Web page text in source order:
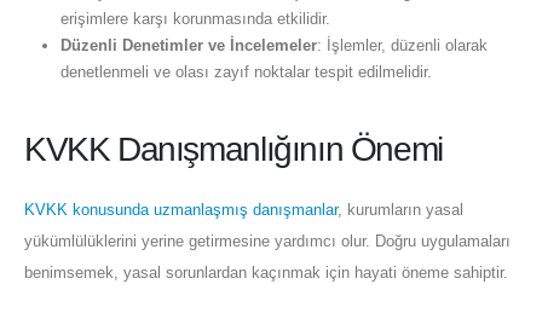
erişimlere karşı korunmasında etkilidir.
Düzenli Denetimler ve İncelemeler: İşlemler, düzenli olarak
denetlenmeli ve olası zayıf noktalar tespit edilmelidir.
KVKK Danışmanlığının Önemi
KVKK konusunda uzmanlaşmış danışmanlar, kurumların yasal
yükümlülüklerini yerine getirmesine yardımcı olur. Doğru uygulamaları
benimsemek, yasal sorunlardan kaçınmak için hayati öneme sahiptir.